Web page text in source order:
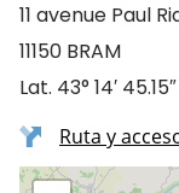
11 avenue Paul
11150 BRAM
Lat. 43° 14′
Ruta y